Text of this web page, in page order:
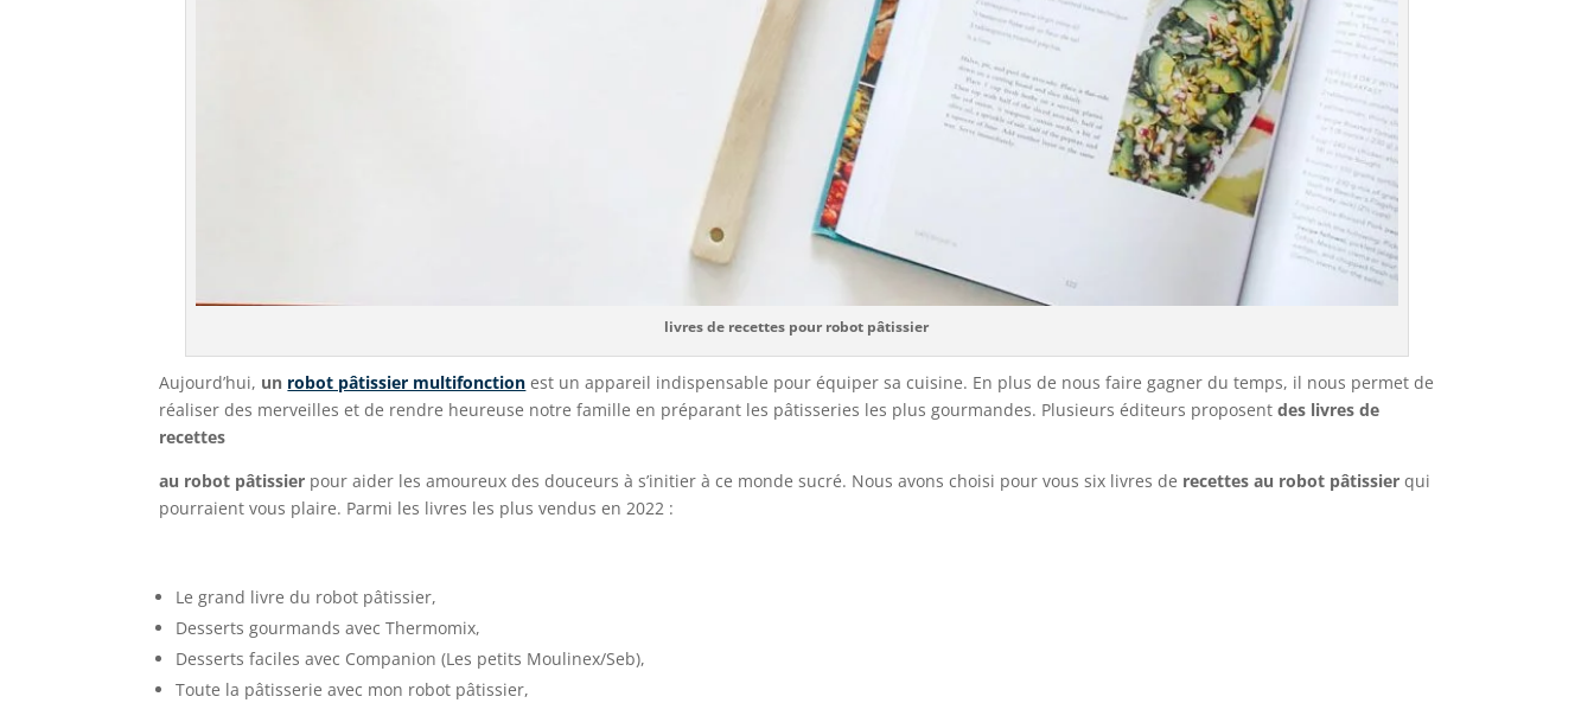
livres de recettes pour robot pâtissier
Aujourd’hui, un robot pâtissier multifonction est un appareil indispensable pour équiper sa cuisine. En plus de nous faire gagner du temps, il nous permet de
réaliser des merveilles et de rendre heureuse notre famille en préparant les pâtisseries les plus gourmandes. Plusieurs éditeurs proposentdes livres de
recettes
au robot pâtissier pour aider les amoureux des douceurs à s’initier à ce monde sucré. Nous avons choisi pour vous six livres de recettes au robot pâtissier qui
pourraient vous plaire. Parmi les livres les plus vendus en 2022 :
Le grand livre du robot pâtissier,
Desserts gourmands avec Thermomix,
Desserts faciles avec Companion (Les petits Moulinex/Seb),
Toute la pâtisserie avec mon robot pâtissier,